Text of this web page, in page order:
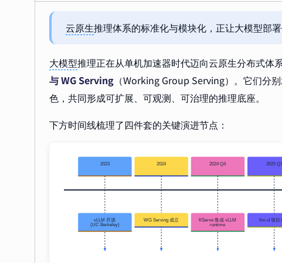
云原生推理体系的标准化与模块化，正让大模型部
大模型推理正在从单机加速器时代迈向云原生分布式体
与 WG Serving （Working Group Serving）。它们分
色，共同形成可扩展、可观测、可治理的推理底座。
下方时间线梳理了四件套的关键演进节点：